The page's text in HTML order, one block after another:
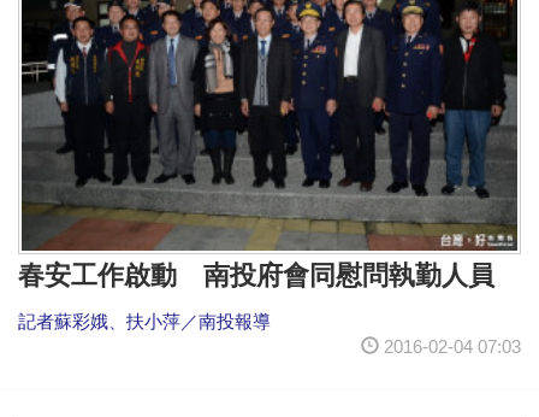
春安工作啟動 南投府會同慰問執勤人員
記者蘇彩娥、扶小萍／南投報導
2016-02-04 07:03